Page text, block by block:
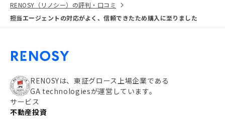
RENOSY（リノシー）の評判・口コミ
担当エージェントの対応がよく、信頼できたため購入に至りました
RENOSYは、東証グロース上場企業である
GA technologiesが運営しています。
サービス
不動産投資